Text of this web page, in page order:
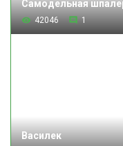
Самодельная
42046 1
Василек